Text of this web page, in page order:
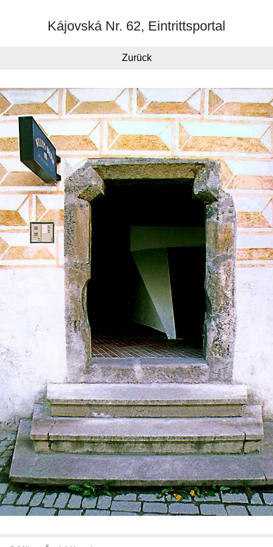
Kájovská Nr. 62, Eintrittsportal
Zurück